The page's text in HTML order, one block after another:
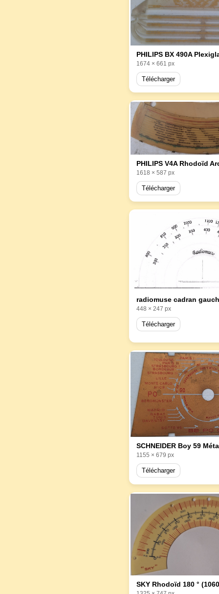
PHILIPS BX 490A
1674 × 661 px
Télécharger
1618 × 587 px
Télécharger
radiomuse cadran
448 × 247 px
Télécharger
SCHNEIDER Boy 59
1155 × 679 px
Télécharger
SKY Rhodoïd 180 °